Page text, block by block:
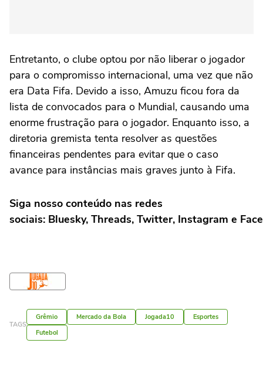
Entretanto, o clube optou por não liberar o jogador
para o compromisso internacional, uma vez que não
era Data Fifa. Devido a isso, Amuzu ficou fora da
lista de convocados para o Mundial, causando uma
enorme frustração para o jogador. Enquanto isso, a
diretoria gremista tenta resolver as questões
financeiras pendentes para evitar que o caso
avance para instâncias mais graves junto à Fifa.
Siga nosso conteúdo nas redes
sociais: Bluesky, Threads, Twitter, Instagram e
TAGS
Grêmio Mercado da Bola Jogada10
Esportes
Futebol